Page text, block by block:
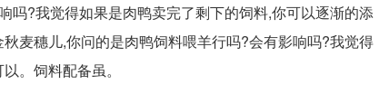
吗?我觉得如果是肉鸭卖完了剩下的饲料,你可以逐渐的添
麦穗儿,你问的是肉鸭饲料喂羊行吗?会有影响吗?我觉得
。饲料配备虽。